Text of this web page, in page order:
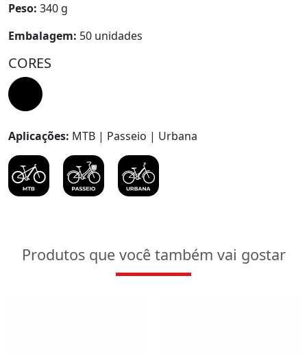
Peso: 340 g
Embalagem: 50 unidades
CORES
Aplicações: MTB | Passeio | Urbana
Produtos que você também vai gostar